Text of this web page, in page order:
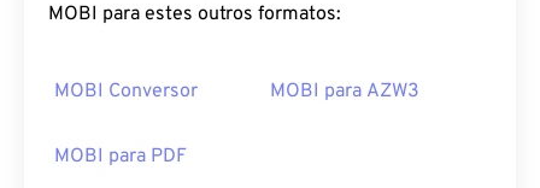
MOBI para estes outros formatos:
MOBI Conversor MOBI para AZW3
MOBI para PDF